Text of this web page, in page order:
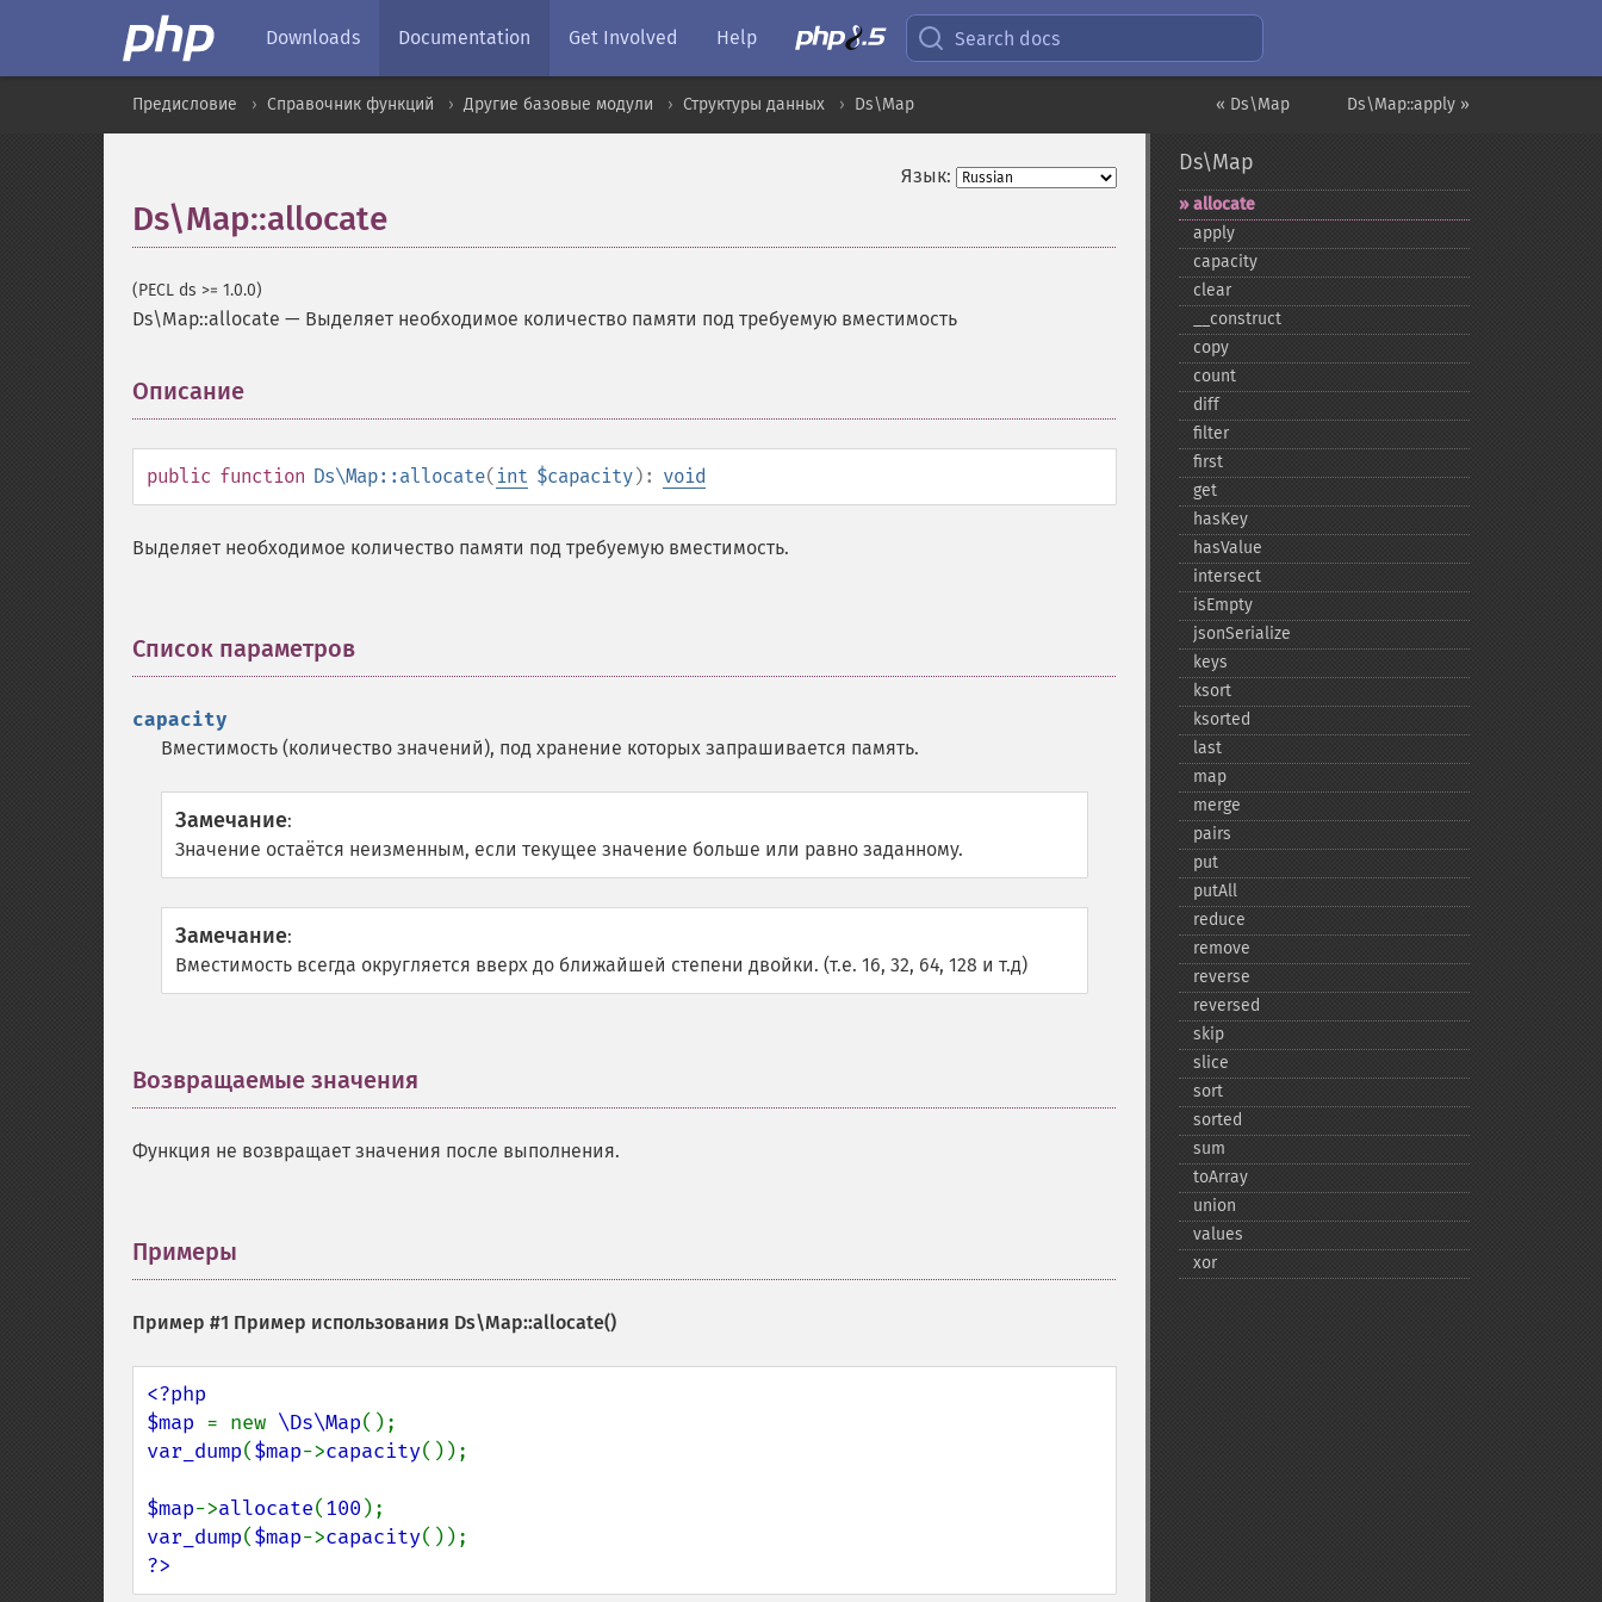
Downloads Documentation Get Involved Help Search docs
Ds\Map::apply »
« Ds\Map
Предисловие Справочник функций Другие базовые модули Структуры данных Ds\Map
Язык:
Ds\Map::allocate
(PECL ds >= 1.0.0)
Ds\Map::allocate — Выделяет необходимое количество памяти под требуемую вместимость
Описание
public function Ds\Map::allocate( int $capacity): void
Выделяет необходимое количество памяти под требуемую вместимость.
Список параметров
capacity
Вместимость (количество значений), под хранение которых запрашивается память.
Замечание:
Значение остаётся неизменным, если текущее значение больше или равно заданному.
Замечание:
Вместимость всегда округляется вверх до ближайшей степени двойки. (т.е. 16, 32, 64, 128 и т.д)
Возвращаемые значения
Функция не возвращает значения после выполнения.
Примеры
Пример #1 Пример использования Ds\Map::allocate()
<?php
$map = new \Ds\Map
var_dump($map->capacity());
$map->allocate(100
var_dump($map->capacity
?>
Ds\Map
allocate
apply
capacity
clear
_​_​construct
copy
count
diff
filter
first
get
hasKey
hasValue
intersect
isEmpty
jsonSerialize
keys
ksort
ksorted
last
map
merge
pairs
put
putAll
reduce
remove
reverse
reversed
skip
slice
sort
sorted
sum
toArray
union
values
xor